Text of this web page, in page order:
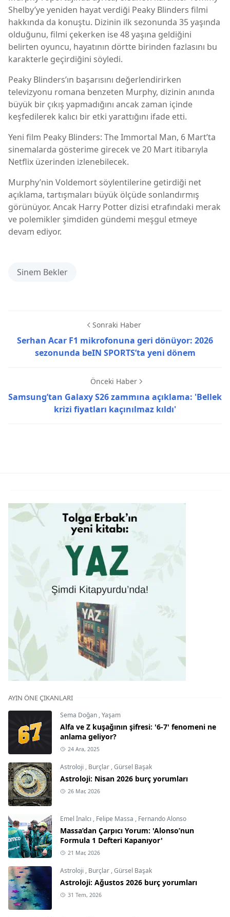
Shelby’ye yeniden hayat verdiği Peaky Blinders filmi
hakkında da konuştu. Dizinin ilk sezonunda 35 yaşında
olduğunu, filmi çekerken ise 48 yaşına geldiğini
belirten oyuncu, hayatının dörtte birinden fazlasını bu
karakterle geçirdiğini söyledi.
Peaky Blinders’ın başarısını değerlendirirken
televizyonu romana benzeten Murphy, dizinin anında
büyük bir çıkış yapmadığını ancak zaman içinde
keşfedilerek kalıcı bir etki yarattığını ifade etti.
Yeni film Peaky Blinders: The Immortal Man, 6 Mart’ta
sinemalarda gösterime girecek ve 20 Mart itibarıyla
Netflix üzerinden izlenebilecek.
Murphy’nin Voldemort söylentilerine getirdiği net
açıklama, tartışmaları büyük ölçüde sonlandırmış
görünüyor. Ancak Harry Potter dizisi etrafındaki merak
ve polemikler şimdiden gündemi meşgul etmeye
devam ediyor.
Sinem Bekler
Sonraki Haber
Serhan Acar F1 mikrofonuna geri dönüyor: 2026
sezonunda beIN SPORTS’ta yeni dönem
Önceki Haber
Samsung’tan Galaxy S26 zammına açıklama: 'Bellek
krizi fiyatları kaçınılmaz kıldı'
AYIN ÖNE ÇIKANLARI
Sema Doğan ,Yaşam
Alfa ve Z kuşağının şifresi: '6-7' fenomeni ne
anlama geliyor?
24 Ara, 2025
Astroloji , Burçlar ,Gürsel Başak
Astroloji: Nisan 2026 burç yorumları
26 Mar, 2026
Emel İnalcı , Felipe Massa , Fernando Alonso
Massa’dan Çarpıcı Yorum: 'Alonso’nun
Formula 1 Defteri Kapanıyor'
21 Mar, 2026
Astroloji , Burçlar ,Gürsel Başak
Astroloji: Ağustos 2026 burç yorumları
31 Tem, 2026